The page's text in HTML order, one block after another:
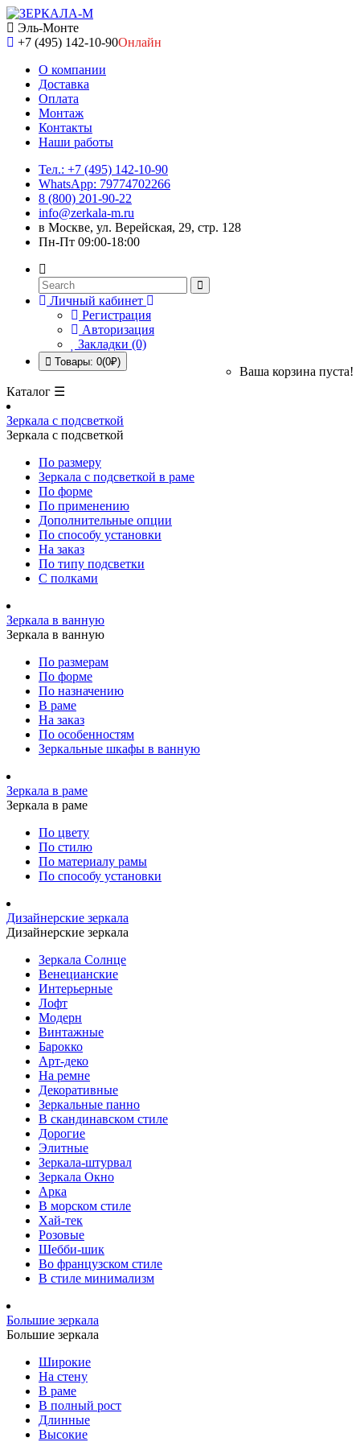
Эль-Монте
+7 (495) 142-10-90Онлайн
О компании
Доставка
Оплата
Монтаж
Контакты
Наши работы
Тел.: +7 (495) 142-10-90
WhatsApp: 79774702266
8 (800) 201-90-22
info@zerkala-m.ru
в Москве, ул. Верейская, 29, стр. 128
Пн-Пт 09:00-18:00
Личный кабинет
Регистрация
Авторизация
Закладки (0)
Товары: 0(0₽)
Ваша корзина пуста!
Каталог ☰
Зеркала с подсветкой
Зеркала с подсветкой
По размеру
Зеркала с подсветкой в раме
По форме
По применению
Дополнительные опции
По способу установки
На заказ
По типу подсветки
С полками
Зеркала в ванную
Зеркала в ванную
По размерам
По форме
По назначению
В раме
На заказ
По особенностям
Зеркальные шкафы в ванную
Зеркала в раме
Зеркала в раме
По цвету
По стилю
По материалу рамы
По способу установки
Дизайнерские зеркала
Дизайнерские зеркала
Зеркала Солнце
Венецианские
Интерьерные
Лофт
Модерн
Винтажные
Барокко
Арт-деко
На ремне
Декоративные
Зеркальные панно
В скандинавском стиле
Дорогие
Элитные
Зеркала-штурвал
Зеркала Окно
Арка
В морском стиле
Хай-тек
Розовые
Шебби-шик
Во французском стиле
В стиле минимализм
Большие зеркала
Большие зеркала
Широкие
На стену
В раме
В полный рост
Длинные
Высокие